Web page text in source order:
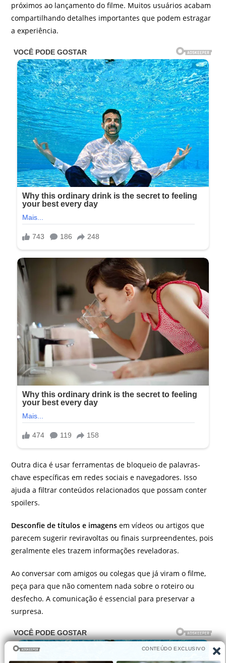
próximos ao lançamento do filme. Muitos usuários acabam
compartilhando detalhes importantes que podem estragar
a experiência.
Outra dica é usar ferramentas de bloqueio de palavras-
chave específicas em redes sociais e navegadores. Isso
ajuda a filtrar conteúdos relacionados que possam conter
spoilers.
Desconfie de títulos e imagens em vídeos ou artigos que
parecem sugerir reviravoltas ou finais surpreendentes, pois
geralmente eles trazem informações reveladoras.
Ao conversar com amigos ou colegas que já viram o filme,
peça para que não comentem nada sobre o roteiro ou
desfecho. A comunicação é essencial para preservar a
surpresa.